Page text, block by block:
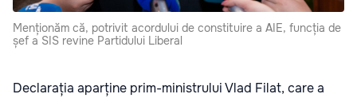
Menționăm că, potrivit acordului de constituire a AIE, funcția de
șef a SIS revine Partidului Liberal
Declarația aparține prim-ministrului Vlad Filat, care a